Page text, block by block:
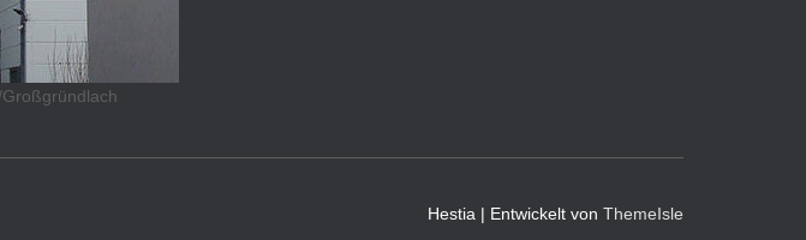
Hestia | Entwickelt von ThemeIsle